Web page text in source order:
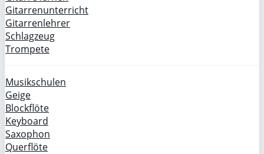
Gitarrenunterricht
Gitarrenlehrer
Schlagzeug
Trompete
Musikschulen
Geige
Blockflöte
Keyboard
Saxophon
Querflöte